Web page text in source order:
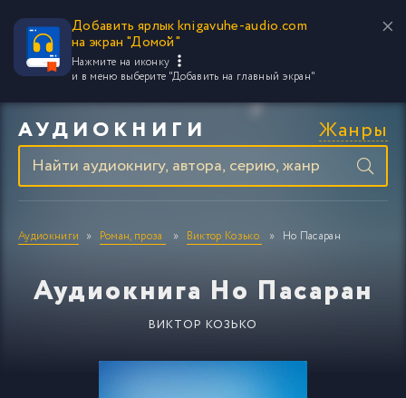
Добавить ярлык knigavuhe-audio.com
на экран "Домой"
Нажмите на иконку
и в меню выберите "Добавить на главный экран"
АУДИОКНИГИ Жанры
Аудиокниги Роман, проза Виктор Козько Но Пасаран
Аудиокнига Но Пасаран
ВИКТОР КОЗЬКО